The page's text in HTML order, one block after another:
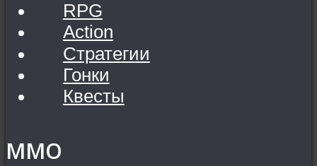
RPG
Action
Стратегии
Гонки
Квесты
MMO